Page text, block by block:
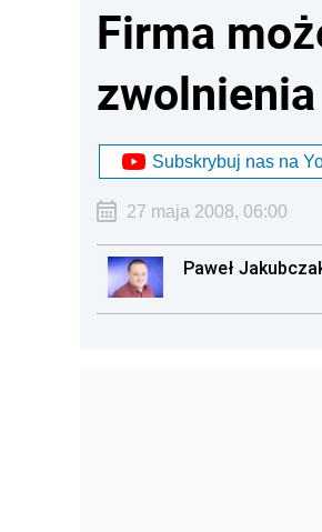
Firma
Subskrybuj nas na
27 maja 2008, 06:00
Paweł